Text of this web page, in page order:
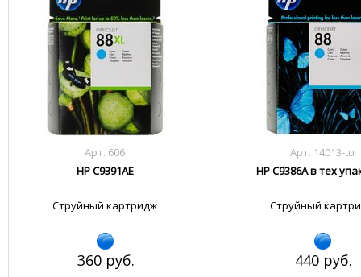
Арт. 606
HP C9391AE
Струйный картридж
360 руб.
Арт. 14013-tu
HP C9386A в тех
Струйный
440 руб.